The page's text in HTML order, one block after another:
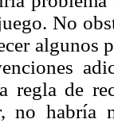
No
algunos
regla de
no habría